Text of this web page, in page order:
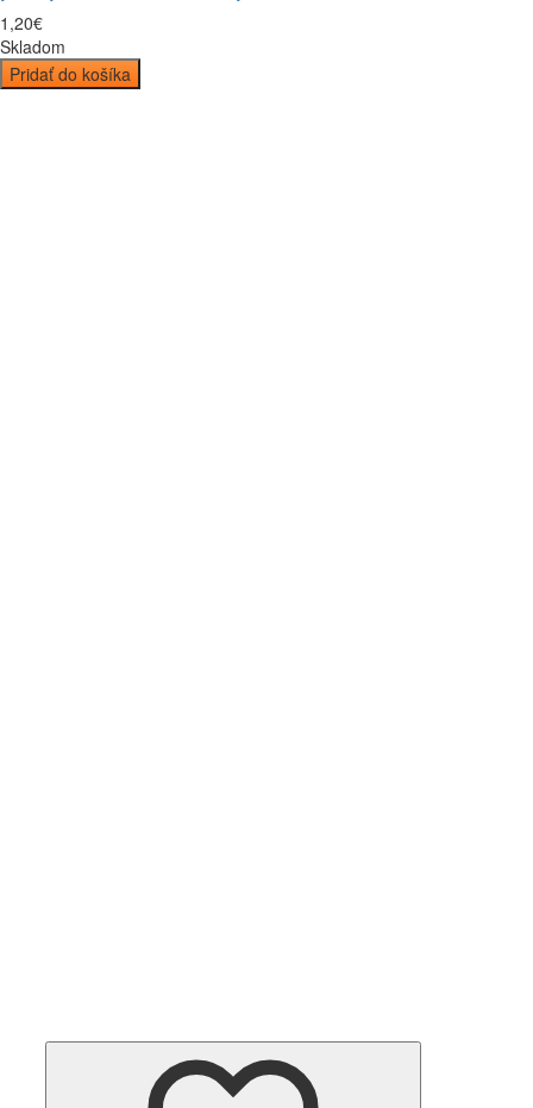
1 ,20€
Skladom
Pridať do košíka